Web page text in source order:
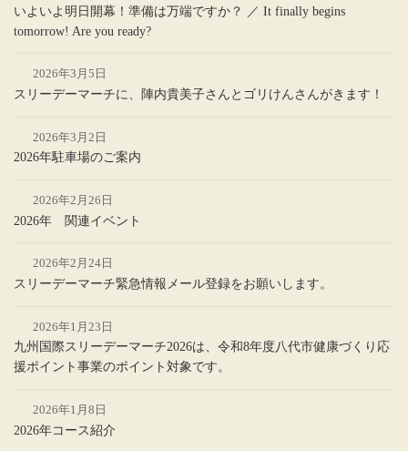
いよいよ明日開幕！準備は万端ですか？ ／ It finally begins
tomorrow! Are you ready?
2026年3月5日
スリーデーマーチに、陣内貴美子さんとゴリけんさんがきます！
2026年3月2日
2026年駐車場のご案内
2026年2月26日
2026年 関連イベント
2026年2月24日
スリーデーマーチ緊急情報メール登録をお願いします。
2026年1月23日
九州国際スリーデーマーチ2026は、令和8年度八代市健康づくり応
援ポイント事業のポイント対象です。
2026年1月8日
2026年コース紹介